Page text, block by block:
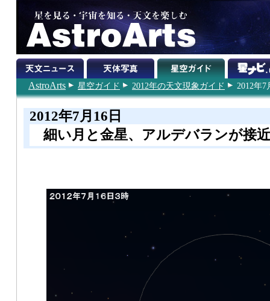
AstroArts 星空ガイド 2012年の天文現象ガイド 2012年7
2012年7月16日
細い月と金星、アルデバランが接近